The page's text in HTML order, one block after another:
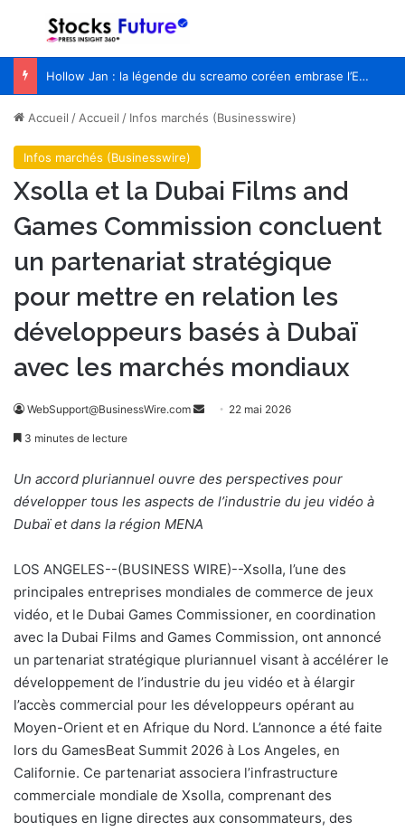
Menu
Hollow Jan : la légende du screamo coréen embrase l’Europe pour la première fois
Accueil /Accueil / Infos marchés (Businesswire)
Infos marchés (Businesswire)
Xsolla et la Dubai Films and
Games Commission concluent
un partenariat stratégique
pour mettre en relation les
développeurs basés à Dubaï
avec les marchés mondiaux
WebSupport@BusinessWire.com
o
y
u
r
i
e
l
22 mai 2026
3 minutes de lecture
Un accord pluriannuel ouvre des perspectives pour
développer tous les aspects de l’industrie du jeu vidéo à
Dubaï et dans la région MENA
LOS ANGELES--(BUSINESS WIRE)--Xsolla, l’une des
principales entreprises mondiales de commerce de jeux
vidéo, et le Dubai Games Commissioner, en coordination
avec la Dubai Films and Games Commission, ont annoncé
un partenariat stratégique pluriannuel visant à accélérer le
développement de l’industrie du jeu vidéo et à élargir
l’accès commercial pour les développeurs opérant au
Moyen-Orient et en Afrique du Nord. L’annonce a été faite
lors du GamesBeat Summit 2026 à Los Angeles, en
Californie. Ce partenariat associera l’infrastructure
commerciale mondiale de Xsolla, comprenant des
boutiques en ligne directes aux consommateurs, des